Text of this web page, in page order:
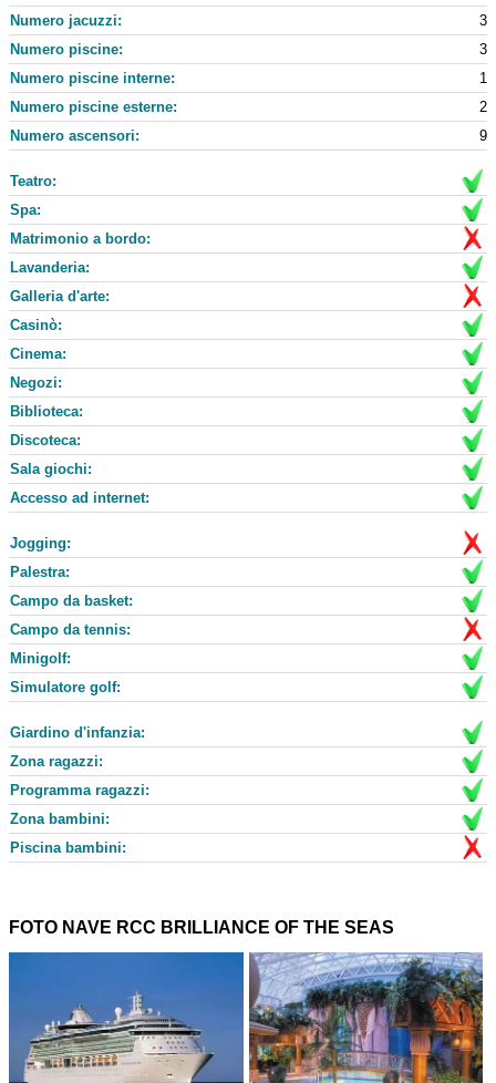
Numero jacuzzi:
3
Numero piscine:
3
Numero piscine interne:
1
Numero piscine esterne:
2
Numero ascensori:
9
Teatro:
Spa:
Matrimonio a bordo:
Lavanderia:
Galleria d'arte:
Casinò:
Cinema:
Negozi:
Biblioteca:
Discoteca:
Sala giochi:
Accesso ad internet:
Jogging:
Palestra:
Campo da basket:
Campo da tennis:
Minigolf:
Simulatore golf:
Giardino d'infanzia:
Zona ragazzi:
Programma ragazzi:
Zona bambini:
Piscina bambini:
FOTO NAVE RCC BRILLIANCE OF THE SEAS